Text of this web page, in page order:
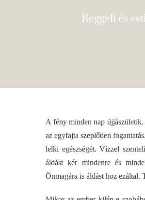
Reggeli és
A fény minden nap
az egyfajta szeplőtlen
lelki egészségét. Vízzel
áldást kér mindenre és
Önmagára is áldást hoz ezáltal.